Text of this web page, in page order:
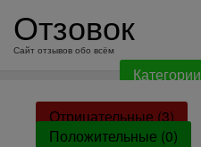
содержанию
Отзовок
Сайт отзывов обо всём
Категории
Отрицательные (3)
Положительные (0)